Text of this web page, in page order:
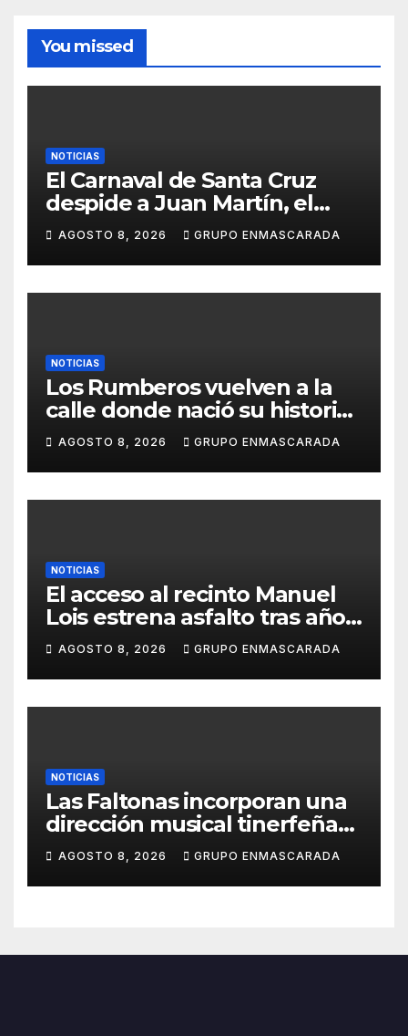
You missed
NOTICIAS
El Carnaval de Santa Cruz
despide a Juan Martín, el
inolvidable «Cristóbal Colón»
AGOSTO 8, 2026 GRUPO ENMASCARADA
NOTICIAS
Los Rumberos vuelven a la
calle donde nació su historia:
51 años después, el mismo
barrio, el mismo orgullo
AGOSTO 8, 2026 GRUPO ENMASCARADA
NOTICIAS
El acceso al recinto Manuel
Lois estrena asfalto tras años
de espera
AGOSTO 8, 2026 GRUPO ENMASCARADA
NOTICIAS
Las Faltonas incorporan una
dirección musical tinerfeña
para afrontar con ilusión el
Carnaval de Lanzarote
AGOSTO 8, 2026 GRUPO ENMASCARADA